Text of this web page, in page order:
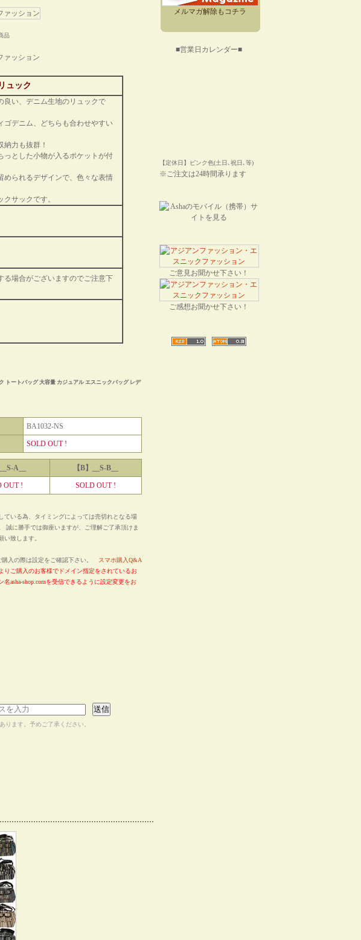
品
ュック
良い、デニム生地のリュックで
ゴデニム、どちらも合わせやすい
力も抜群！
っとした小物が入るポケットが付
められるデザインで、色々な表情
サックです。
る場合がございますのでご注意下
トートバッグ 大容量 カジュアル エスニックバッグ レデ
BA1032-NS
SOLD OUT !
A__ 【B】__S-B__
OUT ! SOLD OUT !
ている為、タイミングによっては売切れとなる場
誠に勝手では御座いますが、ご理解ご了承頂けま
い致します。
入の際は設定をご確認下さい。
スマホ購入Q&A
りご購入のお客様でドメイン指定をされているお
名asha-shop.comを受信できるように設定変更をお
ます。予めご了承ください。
メルマガ解除もコチラ
■営業日カレンダー■
【定休日】ピンク色(土日､祝日､等)
※ご注文は24時間承ります
ご意見お聞かせ下さい！
ご感想お聞かせ下さい！